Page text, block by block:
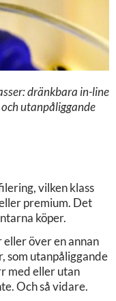
dränkbara in-line
utanpåliggande
vilken klass
premium. Det
köper.
över en annan
som utanpåliggande
med eller utan
Och så vidare.